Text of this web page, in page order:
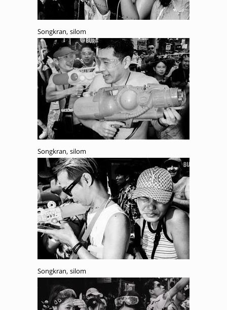
Songkran, silom
Songkran, silom
Songkran, silom